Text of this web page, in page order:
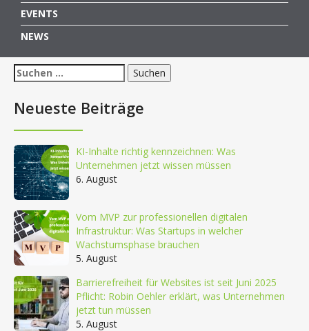
EVENTS
NEWS
Suchen
nach:
Neueste Beiträge
KI-Inhalte richtig kennzeichnen: Was
Unternehmen jetzt wissen müssen
6. August
Vom MVP zur professionellen digitalen
Infrastruktur: Was Startups in welcher
Wachstumsphase brauchen
5. August
Barrierefreiheit für Websites ist seit Juni 2025
Pflicht: Robin Oehler erklärt, was Unternehmen
jetzt tun müssen
5. August